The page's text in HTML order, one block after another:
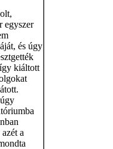
egyszer
és úgy
kiáltott
a